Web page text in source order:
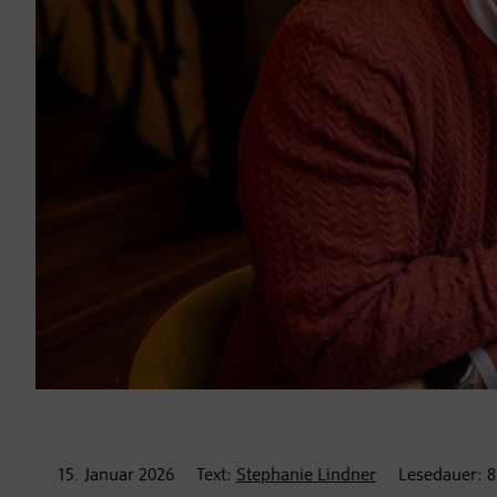
15. Januar 2026 Text: Stephanie Lindner Lesedauer: 8